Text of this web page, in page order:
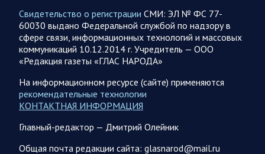
07.08.2026 12:29
Спецоперация
Сводка военных действий от Минобороны РФ 7
Главное: Российские вооружённые силы взяли под контроль
село Анискино в Харьковской области. За прошедшую
неделю ВС РФ осуществили два массированных…
07.08.2026 10:51 Мир
Свидетельство о регистрации СМИ: ЭЛ № ФС 77-
60030 выдано Федеральной службой по надзору в
сфере связи, информационных технологий и массовых
коммуникаций 10.12.2014 г. Учредитель — ООО
«Редакция газеты «ГЛАС НАРОДА»
На информационном ресурсе (сайте) применяются
рекомендательные технологии
КОНТАКТНАЯ ИНФОРМАЦИЯ
Главный-редактор — Дмитрий Олейник
Общая почта редакции сайта: glasnarod@mail.ru